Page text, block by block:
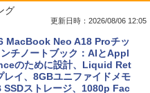
グ
更新日時：2026/08/06 12:05
MacBook Neo A18 Proチッ
チノートブック：AIとAppl
のために設計、Liquid Ret
レイ、8GBユニファイドメモ
SSDストレージ、1080p Fac